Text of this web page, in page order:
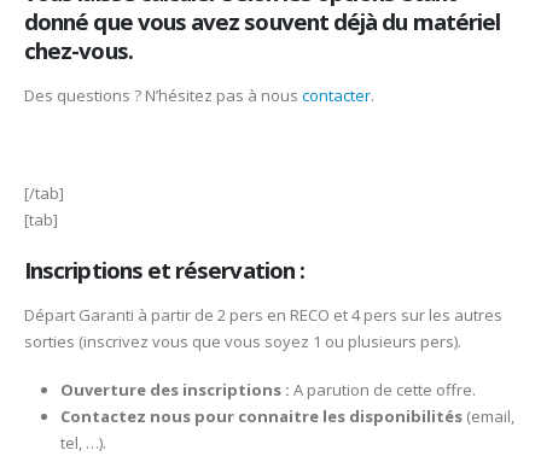
donné que vous avez souvent déjà du matériel
chez-vous.
Des questions ? N’hésitez pas à nous contacter.
[/tab]
[tab]
Inscriptions et réservation :
Départ Garanti à partir de 2 pers en RECO et 4 pers sur les autres
sorties (inscrivez vous que vous soyez 1 ou plusieurs pers).
Ouverture des inscriptions : A parution de cette offre.
Contactez nous pour connaitre les disponibilités(email,
tel, …).